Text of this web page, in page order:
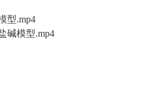
型.mp4
碱模型.mp4